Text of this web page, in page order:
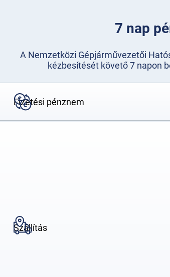
7 nap
A Nemzetközi Gépjárművezetői
kézbesítését követő 7 napon
Fizetési pénznem
Szállítás